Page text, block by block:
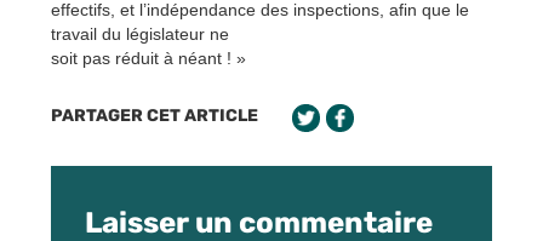
effectifs, et l’indépendance des inspections, afin que le
travail du législateur ne
soit pas réduit à néant ! »
PARTAGER CET ARTICLE
Laisser un commentaire